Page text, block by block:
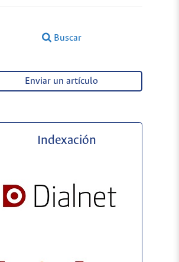
Buscar
Enviar un artículo
Indexación